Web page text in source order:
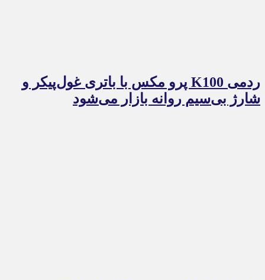
ردمی K100 پرو مکس با باتری غول‌پیکر و
شارژ بی‌سیم روانه بازار می‌شود